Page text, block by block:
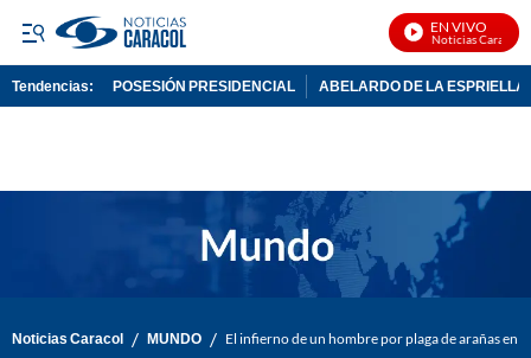
EN VIVO
Noticias Caracol
Tendencias: POSESIÓN PRESIDENCIAL ABELARDO DE LA ESPRIELLA
Noticias Caracol / MUNDO / El infierno de un hombre por plaga de arañas en